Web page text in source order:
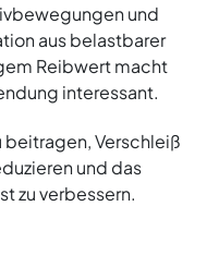
und
aus belastbarer
Reibwert macht
interessant.
beitragen, Verschleiß
und das
zu verbessern.